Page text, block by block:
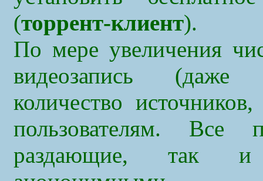
(торрент-клиент).
По мере увеличения
видеозапись (даже
количество
пользователям. Все
раздающие, так и